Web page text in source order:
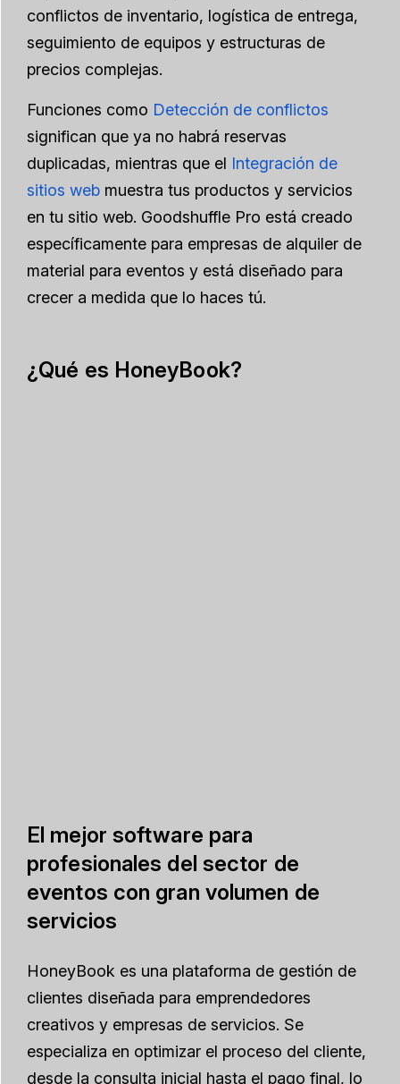
conflictos de inventario, logística de entrega,
seguimiento de equipos y estructuras de
precios complejas.
Funciones como Detección de conflictos
significan que ya no habrá reservas
duplicadas, mientras que el Integración de
sitios web muestra tus productos y servicios
en tu sitio web. Goodshuffle Pro está creado
específicamente para empresas de alquiler de
material para eventos y está diseñado para
crecer a medida que lo haces tú.
¿Qué es HoneyBook?
El mejor software para
profesionales del sector de
eventos con gran volumen de
servicios
HoneyBook es una plataforma de gestión de
clientes diseñada para emprendedores
creativos y empresas de servicios. Se
especializa en optimizar el proceso del cliente,
desde la consulta inicial hasta el pago final, lo